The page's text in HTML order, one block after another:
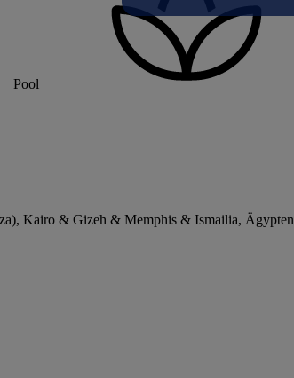
Pool
Kairo & Gizeh & Memphis & Ismailia, Ägypten